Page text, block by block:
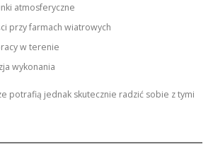
atmosferyczne
przy farmach wiatrowych
w terenie
wykonania
potrafią jednak skutecznie radzić sobie z tymi